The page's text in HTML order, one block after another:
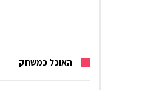
האוכל כמשחק